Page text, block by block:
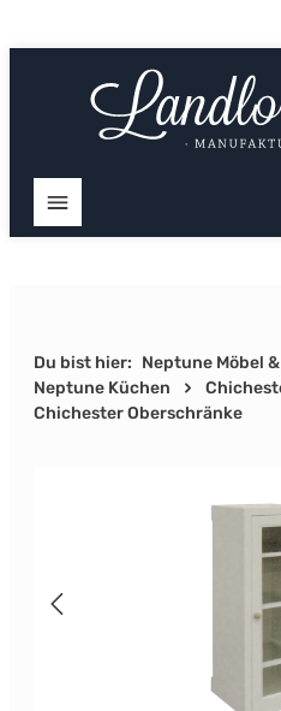
Du bist hier: Neptune Möbel
Neptune Küchen
Chichester Oberschränke